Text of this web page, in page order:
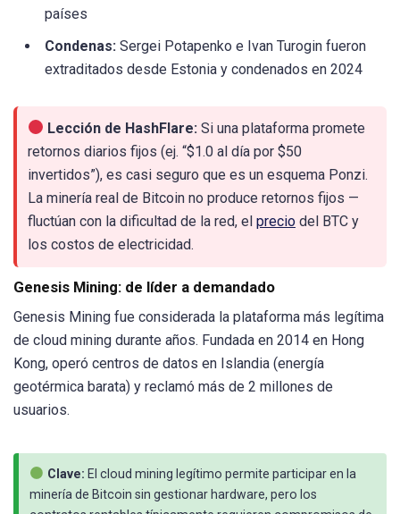
países
Condenas: Sergei Potapenko e Ivan Turogin fueron
extraditados desde Estonia y condenados en 2024
Lección de HashFlare: Si una plataforma promete
retornos diarios fijos (ej. “$1.0 al día por $50
invertidos”), es casi seguro que es un esquema Ponzi.
La minería real de Bitcoin no produce retornos fijos —
fluctúan con la dificultad de la red, el precio del BTC y
los costos de electricidad.
Genesis Mining: de líder a demandado
Genesis Mining fue considerada la plataforma más legítima
de cloud mining durante años. Fundada en 2014 en Hong
Kong, operó centros de datos en Islandia (energía
geotérmica barata) y reclamó más de 2 millones de
usuarios.
Clave: El cloud mining legítimo permite participar en la
minería de Bitcoin sin gestionar hardware, pero los